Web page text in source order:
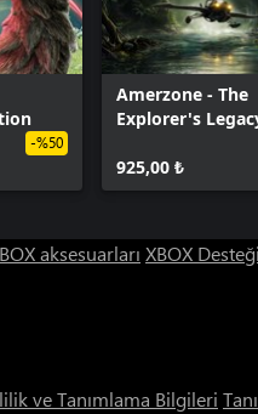
-%50
Amerzone - The
Explorer's
925,00 ₺
aksesuarları XBOX Desteği
ve Tanımlama Bilgileri